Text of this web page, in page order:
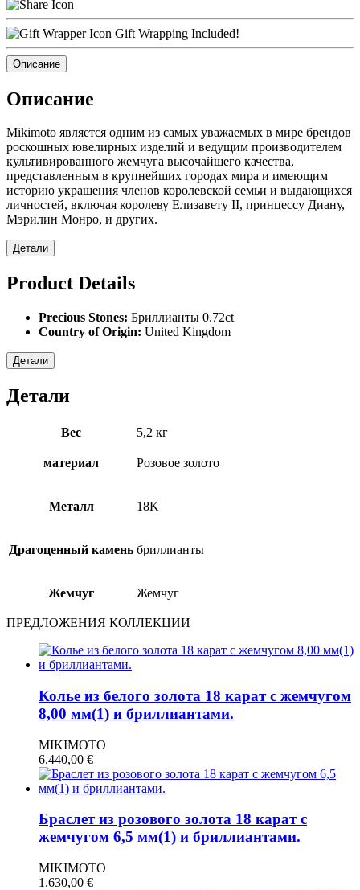
Gift Wrapping Included!
Описание
Описание
Mikimoto является одним из самых уважаемых в мире брендов
роскошных ювелирных изделий и ведущим производителем
культивированного жемчуга высочайшего качества,
представленным в крупнейших городах мира и имеющим
историю украшения членов королевской семьи и выдающихся
личностей, включая королеву Елизавету II, принцессу Диану,
Мэрилин Монро, и других.
Детали
Product Details
Precious Stones: Бриллианты 0.72ct
Country of Origin: United Kingdom
Детали
Детали
Вес 5,2 кг
материал Розовое золото
Металл 18Κ
Драгоценный камень бриллианты
Жемчуг Жемчуг
ПРЕДЛОЖЕНИЯ КОЛЛЕКЦИИ
Колье из белого золота 18 карат с жемчугом
8,00 мм(1) и бриллиантами.
MIKIMOTO
6.440,00 €
Браслет из розового золота 18 карат с
жемчугом 6,5 мм(1) и бриллиантами.
MIKIMOTO
1.630,00 €